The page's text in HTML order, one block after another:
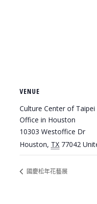
VENUE
Culture Center of
Office in Houston
10303 Westoffice Dr
Houston, TX 77042
國慶松年花藝展